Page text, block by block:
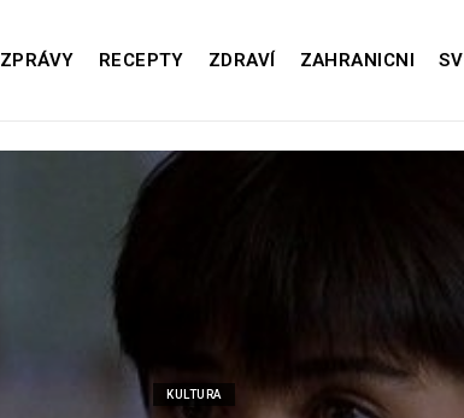
ZPRÁVY RECEPTY ZDRAVÍ ZAHRANICNI
KULTURA